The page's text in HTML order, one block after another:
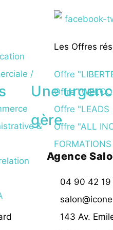
/
&
Les Offres
Offre
Offre
Offre "LEADS
Offre "ALL
FORMATIONS
Une
gère
Agence
04 90 42 19
143 Av.